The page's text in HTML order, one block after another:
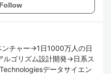
Follow
ンチャー→1日1000万人の日
ルゴリズム設計開発→日系ス
データサイエン